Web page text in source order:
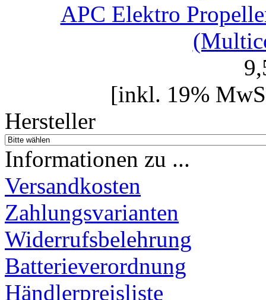
APC Elektro
[inkl. 19%
Hersteller
Informationen zu ...
Versandkosten
Zahlungsvarianten
Widerrufsbelehrung
Batterieverordnung
Händlerpreisliste